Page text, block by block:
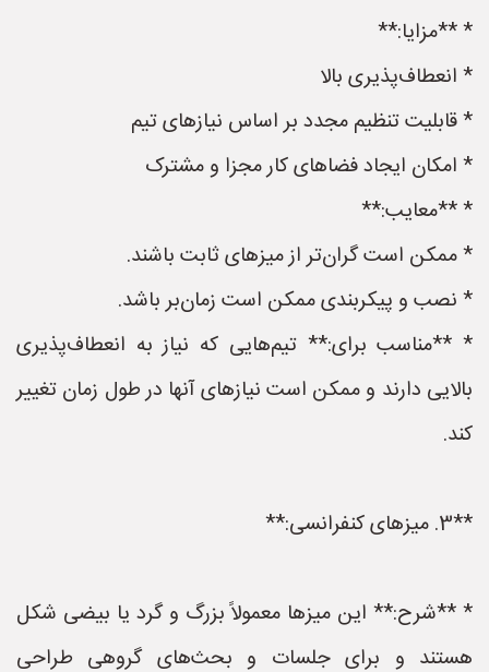
* **مزایا:**
* انعطاف‌پذیری بالا
* قابلیت تنظیم مجدد بر اساس نیازهای تیم
* امکان ایجاد فضاهای کار مجزا و مشترک
* **معایب:**
* ممکن است گران‌تر از میزهای ثابت باشند.
* نصب و پیکربندی ممکن است زمان‌بر باشد.
* **مناسب برای:** تیم‌هایی که نیاز به انعطاف‌پذیری
بالایی دارند و ممکن است نیازهای آنها در طول زمان تغییر
کند.
**3. میزهای کنفرانسی:**
* **شرح:** این میزها معمولاً بزرگ و گرد یا بیضی شکل
هستند و برای جلسات و بحث‌های گروهی طراحی